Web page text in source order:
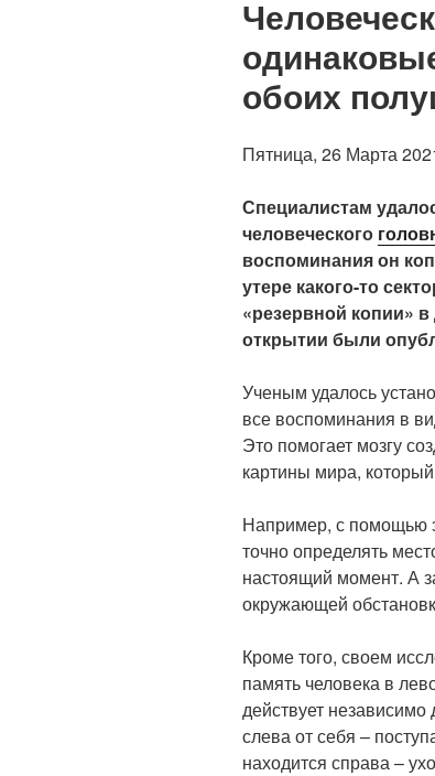
обоих
Пятница, 26 Марта
Специалистам
человеческого
воспоминания он
утере какого-то
«резервной копии»
открытии были
Ученым удалось
все воспоминания в
Это помогает мозгу
картины мира,
Например, с помощью
точно определять
настоящий момент. А
окружающей
Кроме того, своем
память человека в
действует
слева от себя –
находится справа –